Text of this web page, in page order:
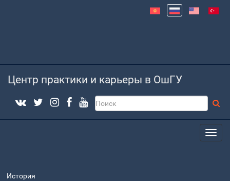
Центр практики и карьеры в ОшГУ
История